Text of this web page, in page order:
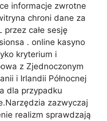
informacje zwrotne
chroni dane za
całe sesję
. online kasyno
kryterium i
z Zjednoczonym
i Irlandii Północnej
dla przypadku
zazwyczaj
realizm sprawdzają